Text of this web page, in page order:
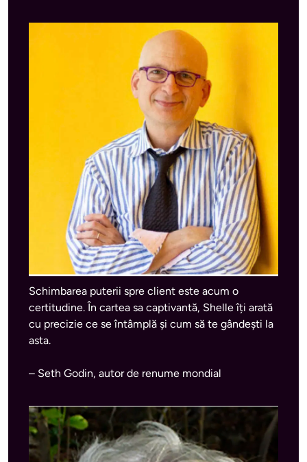
Schimbarea puterii spre client este acum o
certitudine. În cartea sa captivantă, Shelle îți arată
cu precizie ce se întâmplă și cum să te gândești la
asta.
– Seth Godin, autor de renume mondial